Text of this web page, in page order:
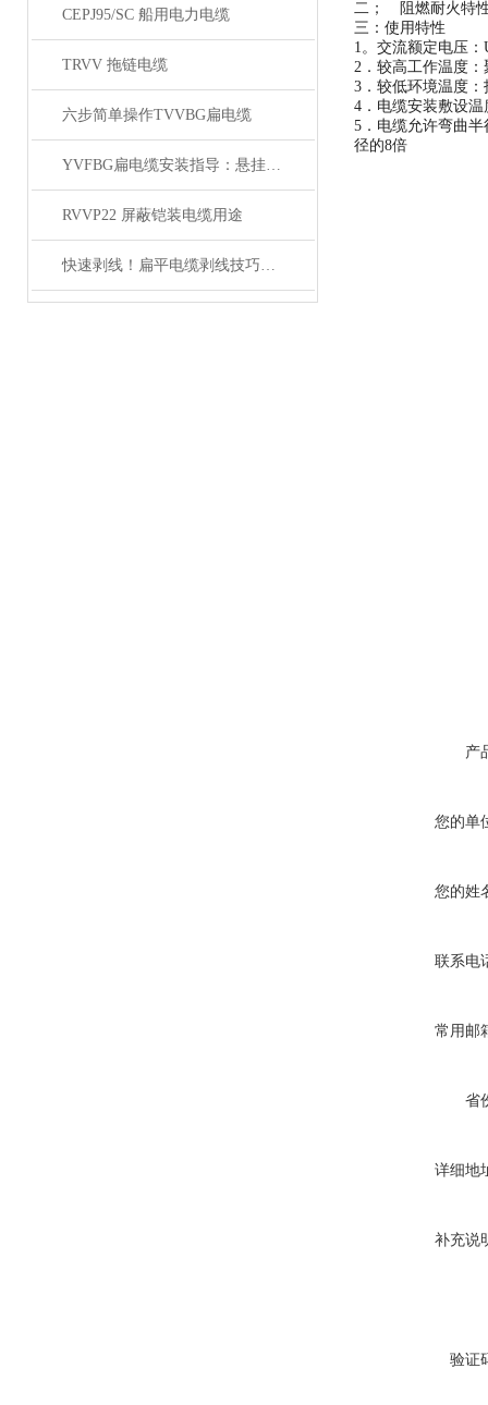
CEPJ95/SC 船用电力电缆
TRVV 拖链电缆
六步简单操作TVVBG扁电缆
YVFBG扁电缆安装指导：悬挂张力控制、弯曲半径与卷筒收放要点
RVVP22 屏蔽铠装电缆用途
快速剥线！扁平电缆剥线技巧分享
二； 阻燃耐火特
三：使用特
1。交流额定电
2．较高工作温度
3．较低环境温度
4．电缆安装敷设
5．电缆允许弯曲
径的8倍
产
您的单
您的姓
联系电
常用邮
省
详细地
补充说
验证